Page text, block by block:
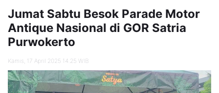
Jumat Sabtu Besok Parade Motor
Antique Nasional di GOR Satria
Purwokerto
Kamis, 17 April 2025 14.25 WIB